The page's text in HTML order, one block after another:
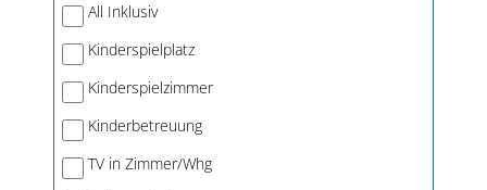
All Inklusiv
Kinderspielplatz
Kinderspielzimmer
Kinderbetreuung
TV in Zimmer/Whg